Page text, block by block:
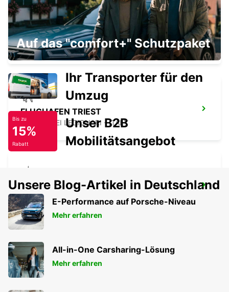
VENEDIG
VENEZIA - ITALY
FLUGHAFEN TRIEST
RONCHI DEI LEGIONARI - ITALY
CAMPOSAMPIERO
CAMPOSAMPIERO - ITALY
Auf das "comfort+" Schutzpaket
Ihr Transporter für den
Umzug
Bis zu
15%
Rabatt
Unser B2B
Mobilitätsangebot
Unsere Blog-Artikel in Deutschland
E-Performance auf Porsche-Niveau
Mehr erfahren
All-in-One Carsharing-Lösung
Mehr erfahren